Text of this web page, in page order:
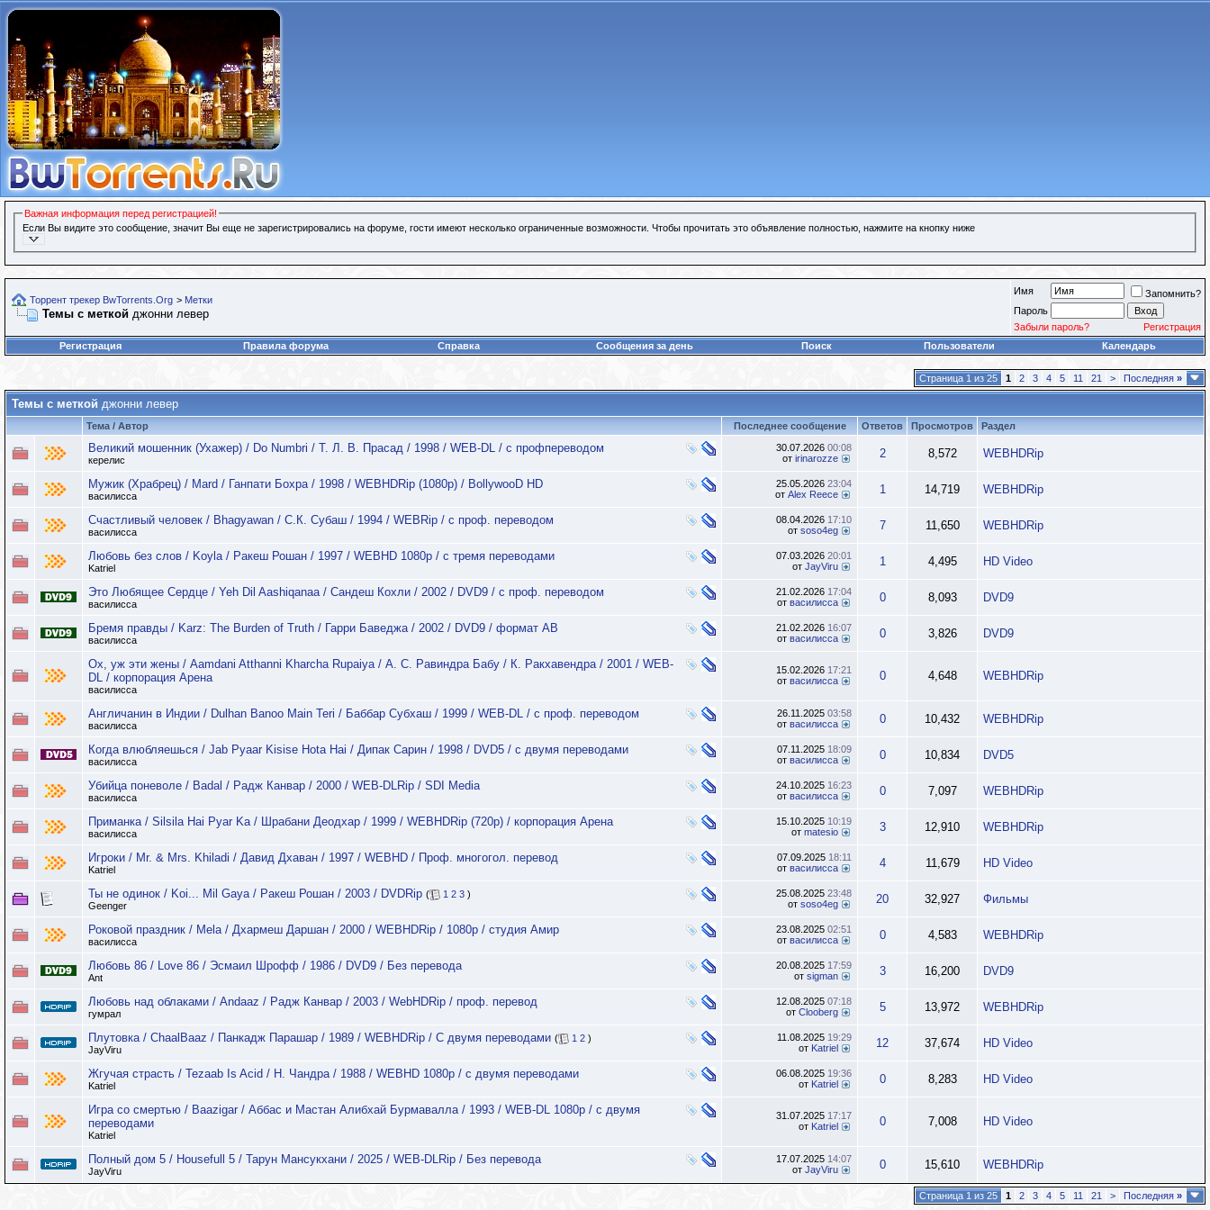
Важная информация перед регистрацией!
Если Вы видите это сообщение, значит Вы еще не зарегистрировались на форуме, гости имеют несколько ограниченные возможности. Чтобы прочитать это объявление полностью, нажмите на кнопку ниже
Торрент трекер BwTorrents.Org > Метки
Темы с меткой джонни левер
Имя
Запомнить?
Пароль
Забыли пароль?
Регистрация
Регистрация
Правила форума Справка Сообщения за день Поиск Пользователи Календарь
Страница 1 из 25 1 2 3 4 5 11 21 > Последняя »
Темы с меткой джонни левер
Тема / Автор Последнее сообщение Ответов Просмотров Раздел
Великий мошенник (Ухажер) / Do Numbri / Т. Л. В. Прасад / 1998 / WEB-DL / с профпереводом
керелис
30.07.2026 00:08
от irinarozze 2 8,572 WEBHDRip
Мужик (Храбрец) / Mard / Ганпати Бохра / 1998 / WEBHDRip (1080p) / BollywooD HD
василисса
25.05.2026 23:04
от Alex Reece 1 14,719 WEBHDRip
Счастливый человек / Bhagyawan / С.К. Субаш / 1994 / WEBRip / с проф. переводом
василисса
08.04.2026 17:10
от soso4eg 7 11,650 WEBHDRip
Любовь без слов / Koyla / Ракеш Рошан / 1997 / WEBHD 1080p / с тремя переводами
Katriel
07.03.2026 20:01
от JayViru 1 4,495 HD Video
Это Любящее Сердце / Yeh Dil Aashiqanaa / Сандеш Кохли / 2002 / DVD9 / с проф. переводом
василисса
21.02.2026 17:04
от василисса 0 8,093 DVD9
Бремя правды / Karz: The Burden of Truth / Гарри Баведжа / 2002 / DVD9 / формат АВ
василисса
21.02.2026 16:07
от василисса 0 3,826 DVD9
Ох, уж эти жены / Aamdani Atthanni Kharcha Rupaiya / А. С. Равиндра Бабу / К. Ракхавендра / 2001 / WEB-
DL / корпорация Арена
василисса
15.02.2026 17:21
от василисса 0 4,648 WEBHDRip
Англичанин в Индии / Dulhan Banoo Main Teri / Баббар Субхаш / 1999 / WEB-DL / с проф. переводом
василисса
26.11.2025 03:58
от василисса 0 10,432 WEBHDRip
Когда влюбляешься / Jab Pyaar Kisise Hota Hai / Дипак Сарин / 1998 / DVD5 / с двумя переводами
василисса
07.11.2025 18:09
от василисса 0 10,834 DVD5
Убийца поневоле / Badal / Радж Канвар / 2000 / WEB-DLRip / SDI Media
василисса
24.10.2025 16:23
от василисса 0 7,097 WEBHDRip
Приманка / Silsila Hai Pyar Ka / Шрабани Деодхар / 1999 / WEBHDRip (720p) / корпорация Арена
василисса
15.10.2025 10:19
от matesio 3 12,910 WEBHDRip
Игроки / Mr. & Mrs. Khiladi / Давид Дхаван / 1997 / WEBHD / Проф. многогол. перевод
Katriel
07.09.2025 18:11
от василисса 4 11,679 HD Video
Ты не одинок / Koi... Mil Gaya / Ракеш Рошан / 2003 / DVDRip ( 1 2 3 )
Geenger
25.08.2025 23:48
от soso4eg 20 32,927 Фильмы
Роковой праздник / Mela / Дхармеш Даршан / 2000 / WEBHDRip / 1080p / студия Амир
василисса
23.08.2025 02:51
от василисса 0 4,583 WEBHDRip
Любовь 86 / Love 86 / Эсмаил Шрофф / 1986 / DVD9 / Без перевода
Ant
20.08.2025 17:59
от sigman 3 16,200 DVD9
Любовь над облаками / Andaaz / Радж Канвар / 2003 / WebHDRip / проф. перевод
гумрал
12.08.2025 07:18
от Clooberg 5 13,972 WEBHDRip
Плутовка / ChaalBaaz / Панкадж Парашар / 1989 / WEBHDRip / C двумя переводами ( 1 2 )
JayViru
11.08.2025 19:29
от Katriel 12 37,674 HD Video
Жгучая страсть / Tezaab Is Acid / Н. Чандра / 1988 / WEBHD 1080p / с двумя переводами
Katriel
06.08.2025 19:36
от Katriel 0 8,283 HD Video
Игра со смертью / Baazigar / Аббас и Мастан Алибхай Бурмавалла / 1993 / WEB-DL 1080p / с двумя
переводами
Katriel
31.07.2025 17:17
от Katriel 0 7,008 HD Video
Полный дом 5 / Housefull 5 / Тарун Мансукхани / 2025 / WEB-DLRip / Без перевода
JayViru
17.07.2025 14:07
от JayViru 0 15,610 WEBHDRip
Страница 1 из 25 1 2 3 4 5 11 21 > Последняя »